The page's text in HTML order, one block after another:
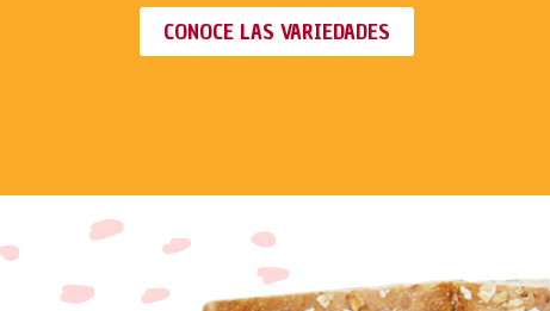
CONOCE LAS VARIEDADES